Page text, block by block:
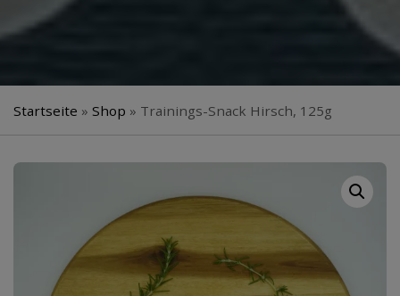
Startseite » Shop » Trainings-Snack Hirsch, 125g